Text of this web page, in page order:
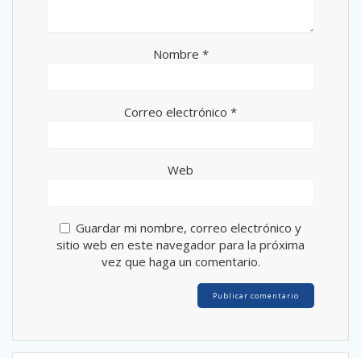
Nombre *
Correo electrónico *
Web
Guardar mi nombre, correo electrónico y
sitio web en este navegador para la próxima
vez que haga un comentario.